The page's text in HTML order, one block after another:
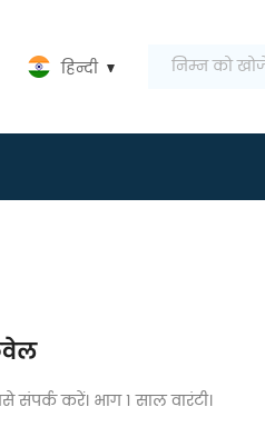
हिन्दी
करें। भाग 1 साल वारंटी।